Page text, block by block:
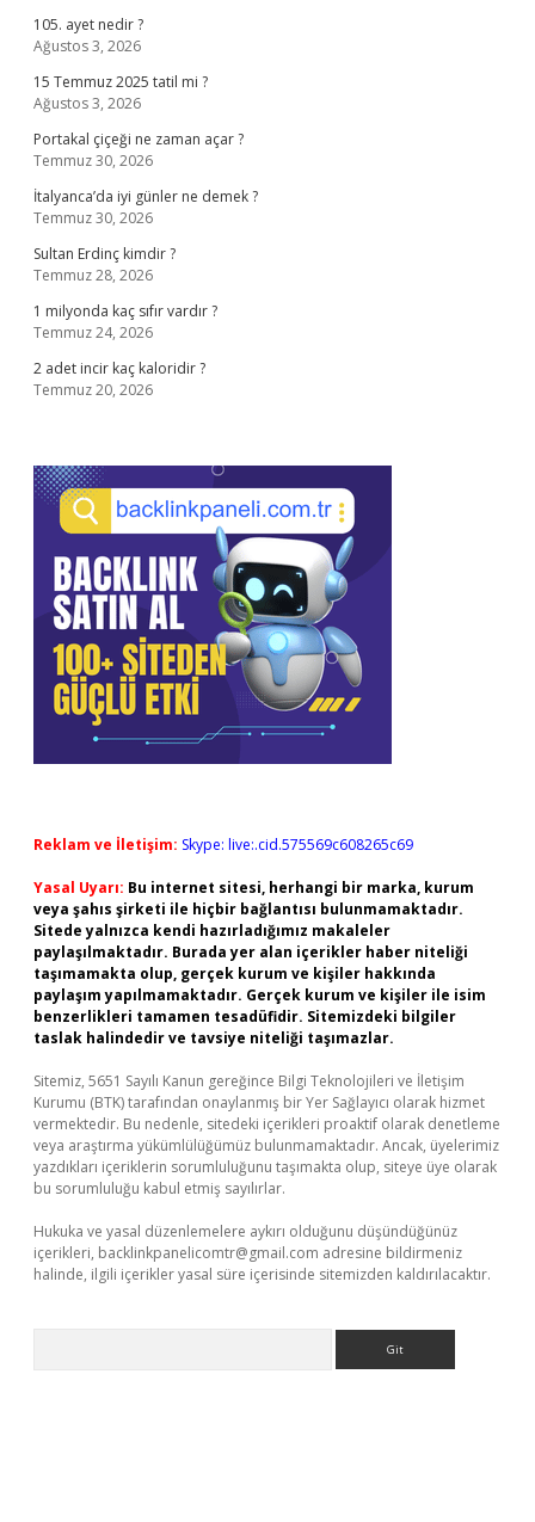
105. ayet nedir ?
Ağustos 3, 2026
15 Temmuz 2025 tatil mi ?
Ağustos 3, 2026
Portakal çiçeği ne zaman açar ?
Temmuz 30, 2026
İtalyanca’da iyi günler ne demek ?
Temmuz 30, 2026
Sultan Erdinç kimdir ?
Temmuz 28, 2026
1 milyonda kaç sıfır vardır ?
Temmuz 24, 2026
2 adet incir kaç kaloridir ?
Temmuz 20, 2026
Reklam ve İletişim: Skype: live:.cid.575569c608265c69
Yasal Uyarı: Bu internet sitesi, herhangi bir marka, kurum
veya şahıs şirketi ile hiçbir bağlantısı bulunmamaktadır.
Sitede yalnızca kendi hazırladığımız makaleler
paylaşılmaktadır. Burada yer alan içerikler haber niteliği
taşımamakta olup, gerçek kurum ve kişiler hakkında
paylaşım yapılmamaktadır. Gerçek kurum ve kişiler ile isim
benzerlikleri tamamen tesadüfidir. Sitemizdeki bilgiler
taslak halindedir ve tavsiye niteliği taşımazlar.
Sitemiz, 5651 Sayılı Kanun gereğince Bilgi Teknolojileri ve İletişim
Kurumu (BTK) tarafından onaylanmış bir Yer Sağlayıcı olarak hizmet
vermektedir. Bu nedenle, sitedeki içerikleri proaktif olarak denetleme
veya araştırma yükümlülüğümüz bulunmamaktadır. Ancak, üyelerimiz
yazdıkları içeriklerin sorumluluğunu taşımakta olup, siteye üye olarak
bu sorumluluğu kabul etmiş sayılırlar.
Hukuka ve yasal düzenlemelere aykırı olduğunu düşündüğünüz
içerikleri, backlinkpanelicomtr@gmail.com adresine bildirmeniz
halinde, ilgili içerikler yasal süre içerisinde sitemizden kaldırılacaktır.